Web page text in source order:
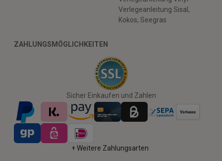
Verlegeanleitung Sisal,
Kokos, Seegras
ZAHLUNGSMÖGLICHKEITEN
Sicher Einkaufen und Zahlen
+ Weitere Zahlungsarten